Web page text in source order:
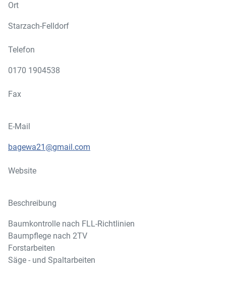
Ort
Starzach-Felldorf
Telefon
0170 1904538
Fax
E-Mail
bagewa21@gmail.com
Website
Beschreibung
Baumkontrolle nach FLL-Richtlinien
Baumpflege nach 2TV
Forstarbeiten
Säge - und Spaltarbeiten